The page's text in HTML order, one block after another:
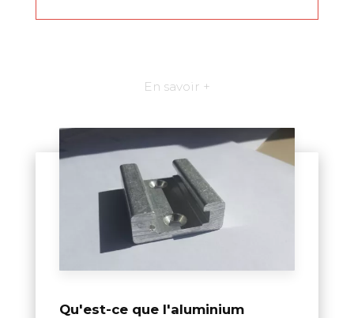
En savoir +
Qu'est-ce que l'aluminium